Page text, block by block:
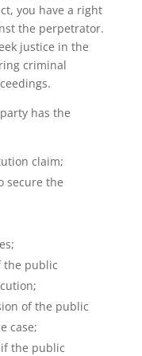
you have a right
the perpetrator.
justice in the
criminal
has the
claim;
secure the
the public
of the public
case;
the public